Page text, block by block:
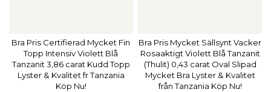
Bra Pris Certifierad Mycket Fin
Topp Intensiv Violett Blå
Tanzanit 3,86 carat Kudd Topp
Lyster & Kvalitet fr Tanzania
Köp Nu!
Bra Pris Mycket Sällsynt Vacker
Rosaaktigt Violett Blå Tanzanit
(Thulit) 0,43 carat Oval Slipad
Mycket Bra Lyster & Kvalitet
från Tanzania Köp Nu!